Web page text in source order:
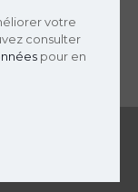
votre
consulter
pour en